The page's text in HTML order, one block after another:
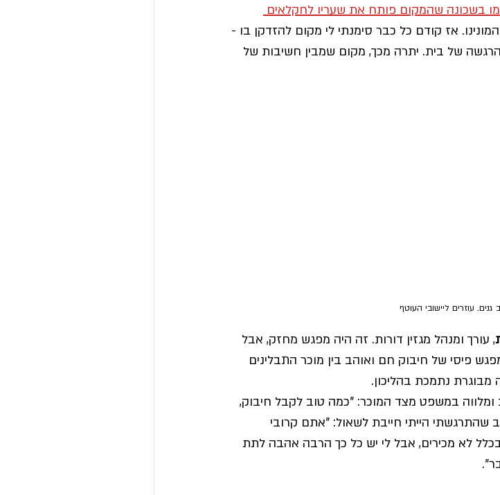
בשכונה שהמקום פותח את שעריו לחקלאים
אז קודם כל כבר סימנתי לי מקום להזדקן בו -
של בית. יתרה מכך, מקום שמבין חשיבות של
עוזרים ליישובי העוטף
, עורך ומנהל מגזין דורות. זה היה מפגש מחזק, אבל
פיסי של חיבוק חם ואוהב בין מוכר התבלינים
מבוגרת נתמכת בהליכון.
ומלווה במשפט מצד המוכר: "כמה טוב לקבל חיבוק,
הייתי חייבת לשאול: "אתם קרובי
לא מכירים, אבל לי יש כל כך הרבה אהבה לתת